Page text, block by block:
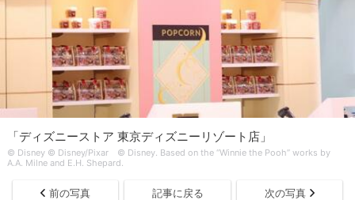
「ディズニーストア 東京ディズニーリゾート店」
© Disney © Disney/Pixar © Disney. Based on the “Winnie the Pooh” works by
A.A. Milne and E.H. Shepard.
前の写真 記事に戻る 次の写真